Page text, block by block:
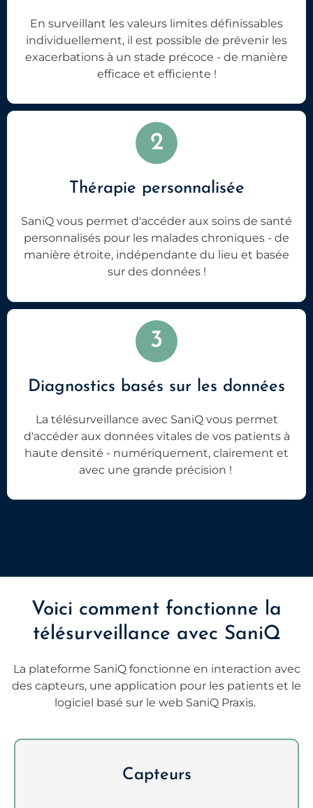
En surveillant les valeurs limites définissables
individuellement, il est possible de prévenir les
exacerbations à un stade précoce - de manière
efficace et efficiente !
2
Thérapie personnalisée
SaniQ vous permet d'accéder aux soins de santé
personnalisés pour les malades chroniques - de
manière étroite, indépendante du lieu et basée
sur des données !
3
Diagnostics basés sur les données
La télésurveillance avec SaniQ vous permet
d'accéder aux données vitales de vos patients à
haute densité - numériquement, clairement et
avec une grande précision !
Voici comment fonctionne la
télésurveillance avec SaniQ
La plateforme SaniQ fonctionne en interaction avec
des capteurs, une application pour les patients et le
logiciel basé sur le web SaniQ Praxis.
Capteurs